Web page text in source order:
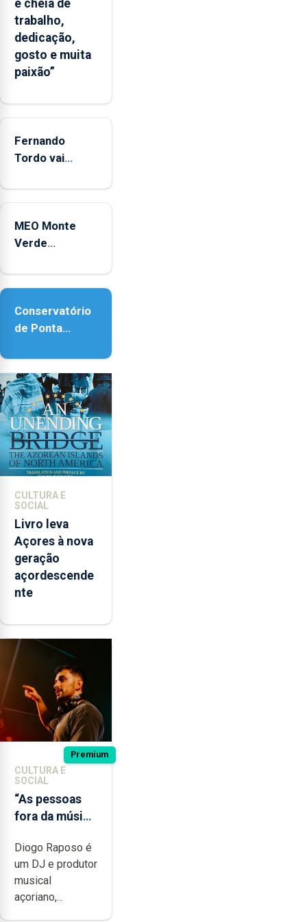
significativo”
da
CPUE
entre
2022
e cheia de
trabalho,
dedicação,
gosto e muita
paixão”
Fernando
Tordo vai
anos de
Coliseu
Micaelense
MEO Monte
Verde
reforço da
Conservatório
de Ponta
contar com
novos
instrumentos
CULTURA E
SOCIAL
Livro leva
Açores à nova
geração
açordescende
nte
Premium
CULTURA E
SOCIAL
“As pessoas
fora da música
noção do quão
difícil é
produzir uma
música”
Diogo Raposo é
um DJ e produtor
musical
açoriano,...